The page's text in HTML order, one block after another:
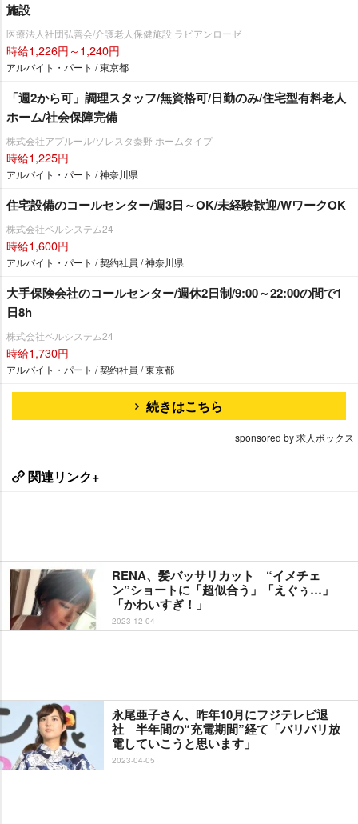
施設
医療法人社団弘善会/介護老人保健施設 ラビアンローゼ
時給1,226円～1,240円
アルバイト・パート / 東京都
「週2から可」調理スタッフ/無資格可/日勤のみ/住宅型有料老人
ホーム/社会保障完備
株式会社アプルール/ソレスタ秦野 ホームタイプ
時給1,225円
アルバイト・パート / 神奈川県
住宅設備のコールセンター/週3日～OK/未経験歓迎/WワークOK
株式会社ベルシステム24
時給1,600円
アルバイト・パート / 契約社員 / 神奈川県
大手保険会社のコールセンター/週休2日制/9:00～22:00の間で1
日8h
株式会社ベルシステム24
時給1,730円
アルバイト・パート / 契約社員 / 東京都
続きはこちら
sponsored by 求人ボックス
関連リンク+
RENA、髪バッサリカット “イメチェ
ン”ショートに「超似合う」「えぐぅ…」
「かわいすぎ！」
2023-12-04
永尾亜子さん、昨年10月にフジテレビ退
社 半年間の“充電期間”経て「バリバリ放
電していこうと思います」
2023-04-05